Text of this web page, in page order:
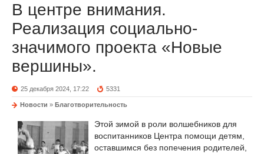
В центре внимания.
Реализация социально-
значимого проекта «Новые
вершины».
25 декабря 2024, 17:22 5331
Новости » Благотворительность
Этой зимой в роли волшебников для
воспитанников Центра помощи детям,
оставшимся без попечения родителей,